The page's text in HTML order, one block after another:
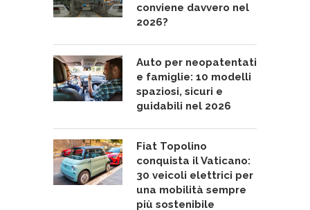
conviene davvero nel
2026?
Auto per neopatentati
e famiglie: 10 modelli
spaziosi, sicuri e
guidabili nel 2026
Fiat Topolino
conquista il Vaticano:
30 veicoli elettrici per
una mobilità sempre
più sostenibile